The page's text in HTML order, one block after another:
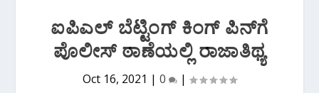
ಐಪಿಎಲ್ ಬೆಟ್ಟಿಂಗ್ ಕಿಂಗ್ ಪಿನ್‌ಗೆ
ಪೊಲೀಸ್ ಠಾಣೆಯಲ್ಲಿ ರಾಜಾತಿಥ್ಯ
Oct 16, 2021 | 0 |